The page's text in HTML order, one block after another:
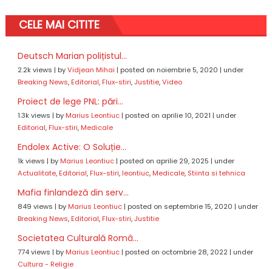
CELE MAI CITITE
Deutsch Marian polițistul...
2.2k views | byVidjean Mihai | posted on noiembrie 5, 2020 | under
Breaking News, Editorial, Flux-stiri,Justitie,Video
Proiect de lege PNL: pări...
1.3k views | by Marius Leontiuc| posted on aprilie 10, 2021 | under
Editorial, Flux-stiri, Medicale
Endolex Active: O Soluție...
1k views | by Marius Leontiuc| posted on aprilie 29, 2025 | under
Actualitate, Editorial, Flux-stiri, leontiuc, Medicale, Stiinta si tehnica
Mafia finlandeză din serv...
849 views | by Marius Leontiuc| posted on septembrie 15, 2020 | under
Breaking News, Editorial, Flux-stiri,Justitie
Societatea Culturală Româ...
774 views | by Marius Leontiuc| posted on octombrie 28, 2022| under
Cultura - Religie